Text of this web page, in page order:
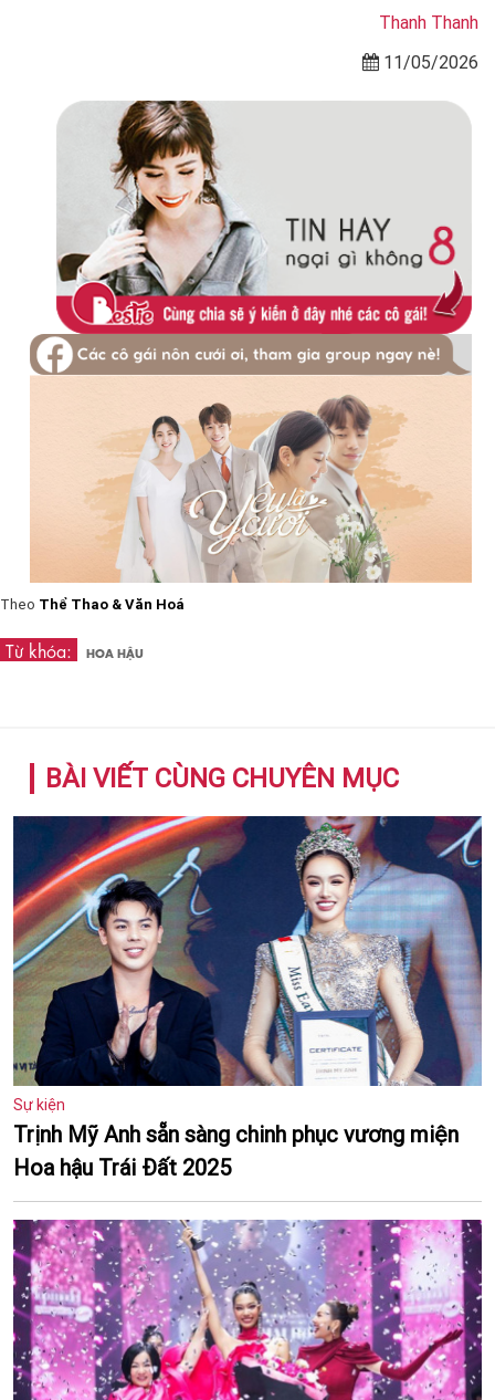
Thanh Thanh
11/05/2026
Theo Thể Thao & Văn Hoá
Từ khóa: HOA HẬU
BÀI VIẾT CÙNG CHUYÊN MỤC
Sự kiện
Trịnh Mỹ Anh sẵn sàng chinh phục vương miện
Hoa hậu Trái Đất 2025